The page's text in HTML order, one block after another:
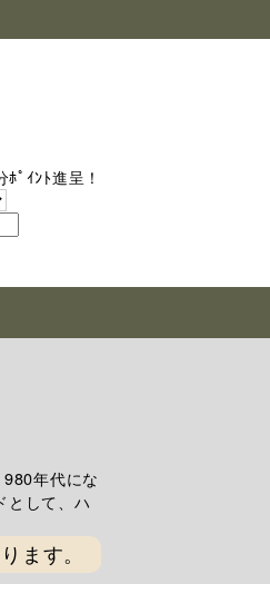
ﾟｲﾝﾄ進呈！
年代にな
として、ハ
ます。